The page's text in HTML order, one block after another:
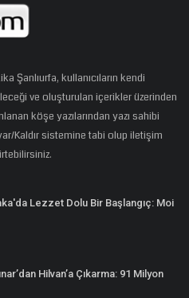
Şanlıurfa, kullanıcıların kendi
ve oluşturulan içerikler üzerinden
köşe yazılarından yazı sahibi
Kaldır sistemine tabi olup iletişim
Lezzet Dolu Bir Başlangıç: Moi
Hilvan’a Çıkarma: 91 Milyon